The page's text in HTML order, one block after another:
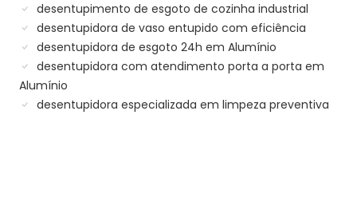
desentupimento de esgoto de cozinha industrial
desentupidora de vaso entupido com eficiência
desentupidora de esgoto 24h em Alumínio
desentupidora com atendimento porta a porta em
Alumínio
desentupidora especializada em limpeza preventiva